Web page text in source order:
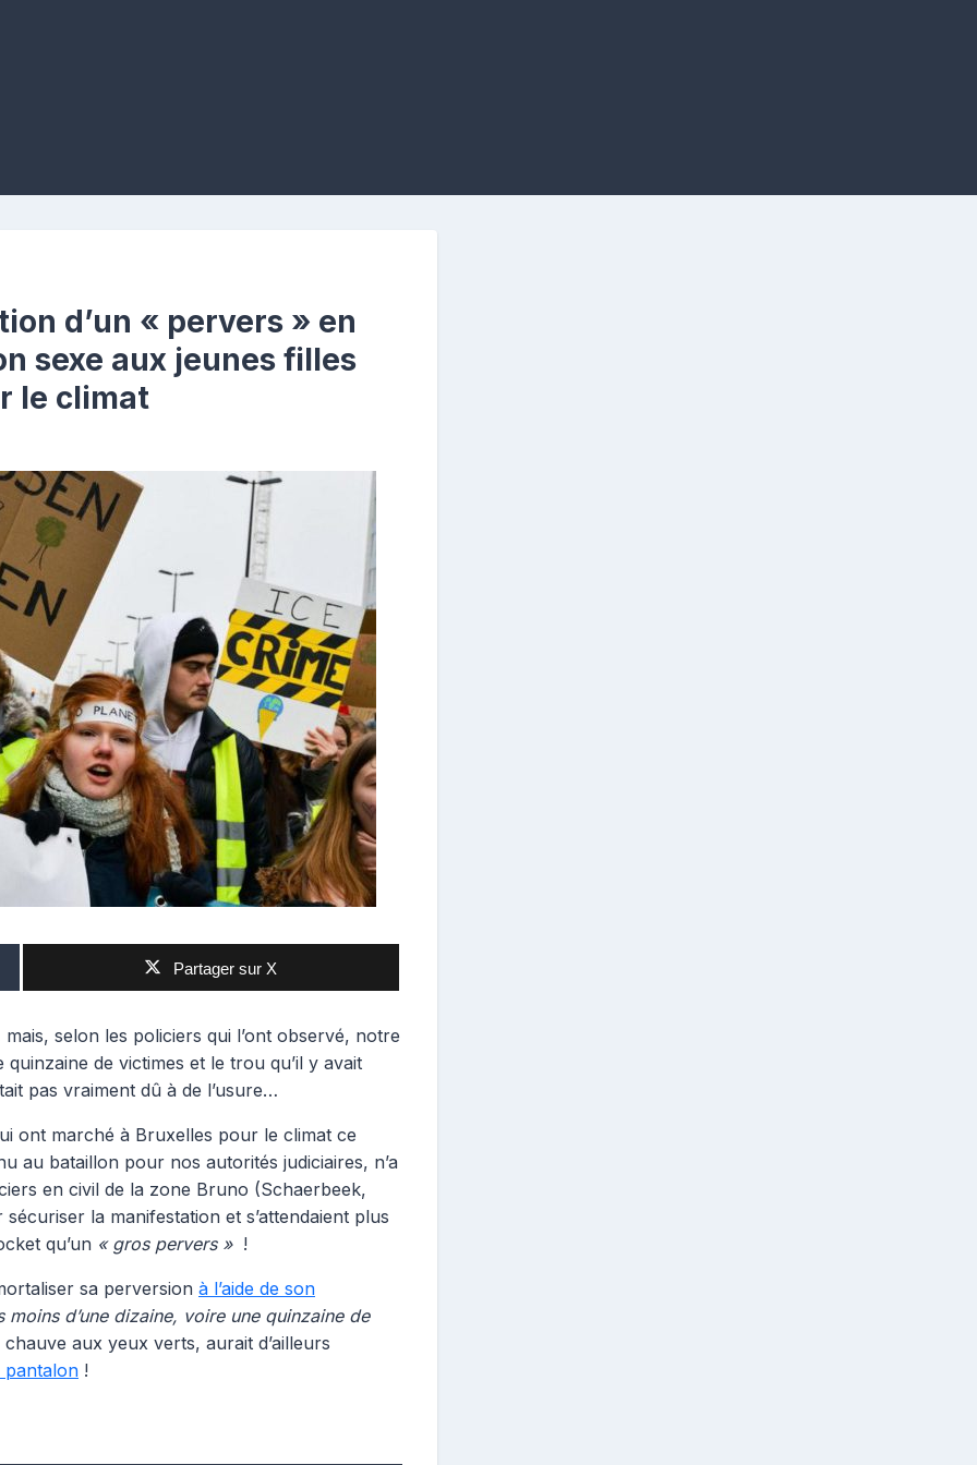
d’un « pervers » en
sexe aux jeunes filles
le climat
Partager sur X
mais, selon les policiers qui l’ont observé, notre
de victimes et le trou qu’il y avait
pas vraiment dû à de l’usure…
ont marché à Bruxelles pour le climat ce
au bataillon pour nos autorités judiciaires, n’a
en civil de la zone Bruno (Schaerbeek,
la manifestation et s’attendaient plus
qu’un « gros pervers »!
sa perversion à l’aide de son
moins d’une dizaine, voire une quinzaine de
aux yeux verts, aurait d’ailleurs
pantalon !